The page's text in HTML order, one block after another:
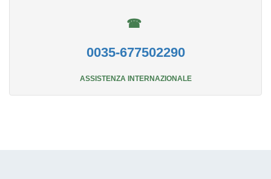
☎
0035-677502290
ASSISTENZA INTERNAZIONALE